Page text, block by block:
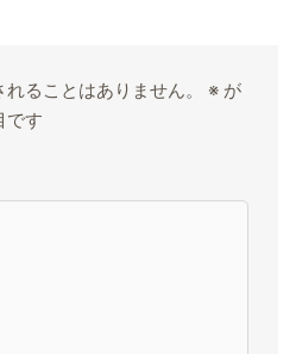
ることはありません。 ※ が
です